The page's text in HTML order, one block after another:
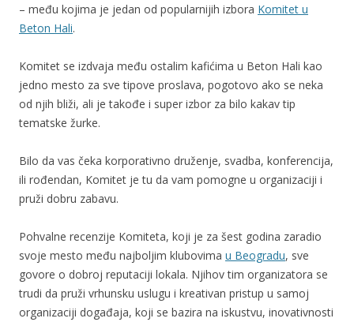
– među kojima je jedan od popularnijih izbora Komitet u
Beton Hali.
Komitet se izdvaja među ostalim kafićima u Beton Hali kao
jedno mesto za sve tipove proslava, pogotovo ako se neka
od njih bliži, ali je takođe i super izbor za bilo kakav tip
tematske žurke.
Bilo da vas čeka korporativno druženje, svadba, konferencija,
ili rođendan, Komitet je tu da vam pomogne u organizaciji i
pruži dobru zabavu.
Pohvalne recenzije Komiteta, koji je za šest godina zaradio
svoje mesto među najboljim klubovima u Beogradu, sve
govore o dobroj reputaciji lokala. Njihov tim organizatora se
trudi da pruži vrhunsku uslugu i kreativan pristup u samoj
organizaciji događaja, koji se bazira na iskustvu, inovativnosti